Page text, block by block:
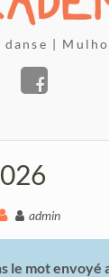
danse |
admin
le mot envoyé